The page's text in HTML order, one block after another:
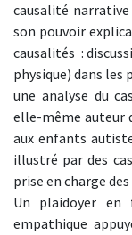
causalité
son pouvoir
causalités :
physique) dans les
une analyse du
elle-même auteur
aux enfants
illustré par des
prise en charge
Un plaidoyer en
empathique